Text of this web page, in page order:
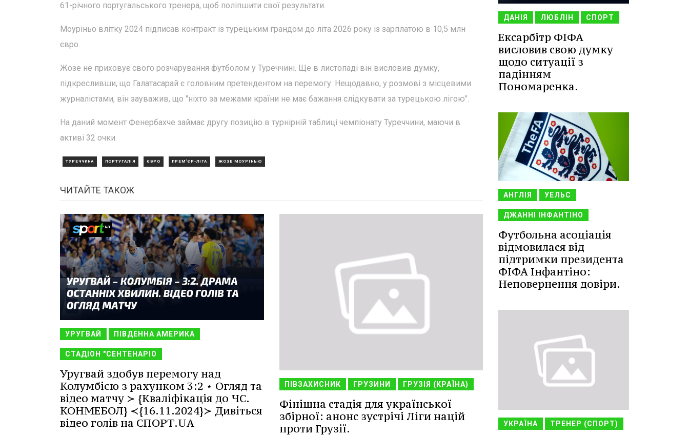
61-річного португальського тренера, щоб поліпшити свої результати.
Моуріньо влітку 2024 підписав контракт із турецьким грандом до літа 2026 року із зарплатою в 10,5 млн
євро.
Жозе не приховує свого розчарування футболом у Туреччині. Ще в листопаді він висловив думку,
підкресливши, що Галатасарай є головним претендентом на перемогу. Нещодавно, у розмові з місцевими
журналістами, він зауважив, що "ніхто за межами країни не має бажання слідкувати за турецькою лігою".
На даний момент Фенербахче займає другу позицію в турнірній таблиці чемпіонату Туреччини, маючи в
активі 32 очки.
ТУРЕЧЧИНА ПОРТУГАЛІЯ ЄВРО ПРЕМ'ЄР-ЛІГА ЖОЗЕ МОУРІНЬЮ
ЧИТАЙТЕ ТАКОЖ
УРУГВАЙ ПІВДЕННА АМЕРИКА
СТАДІОН "СЕНТЕНАРІО
Уругвай здобув перемогу над
Колумбією з рахунком 3:2 ⋆ Огляд та
відео матчу ≻ {Кваліфікація до ЧС.
КОНМЕБОЛ} ≺{16.11.2024}≻ Дивіться
відео голів на СПОРТ.UA
ПІВЗАХИСНИК ГРУЗИНИ ГРУЗІЯ (КРАЇНА)
Фінішна стадія для української
збірної: анонс зустрічі Ліги націй
проти Грузії.
ДАНІЯ ЛЮБЛІН СПОРТ
Ексарбітр ФІФА
висловив свою думку
щодо ситуації з
падінням
Пономаренка.
АНГЛІЯ УЕЛЬС
ДЖАННІ ІНФАНТІНО
Футбольна асоціація
відмовилася від
підтримки президента
ФІФА Інфантіно:
Неповернення довіри.
УКРАЇНА ТРЕНЕР (СПОРТ)